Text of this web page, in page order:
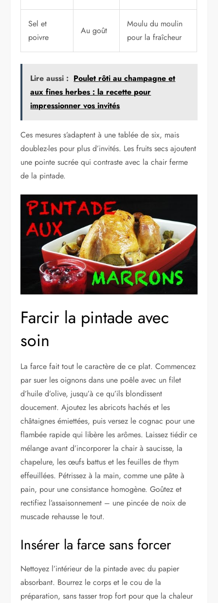
Sel et
poivre
Au goût
Moulu du moulin
pour la fraîcheur
Lire aussi : Poulet rôti au champagne et
aux fines herbes : la recette pour
impressionner vos invités
Ces mesures s’adaptent à une tablée de six, mais
doublez-les pour plus d’invités. Les fruits secs ajoutent
une pointe sucrée qui contraste avec la chair ferme
de la pintade.
Farcir la pintade avec
soin
La farce fait tout le caractère de ce plat. Commencez
par suer les oignons dans une poêle avec un filet
d’huile d’olive, jusqu’à ce qu’ils blondissent
doucement. Ajoutez les abricots hachés et les
châtaignes émiettées, puis versez le cognac pour une
flambée rapide qui libère les arômes. Laissez tiédir ce
mélange avant d’incorporer la chair à saucisse, la
chapelure, les œufs battus et les feuilles de thym
effeuillées. Pétrissez à la main, comme une pâte à
pain, pour une consistance homogène. Goûtez et
rectifiez l’assaisonnement – une pincée de noix de
muscade rehausse le tout.
Insérer la farce sans forcer
Nettoyez l’intérieur de la pintade avec du papier
absorbant. Bourrez le corps et le cou de la
préparation, sans tasser trop fort pour que la chaleur